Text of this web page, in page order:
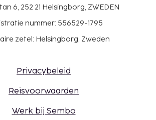
6, 252 21 Helsingborg, ZWEDEN
nummer: 556529-1795
zetel: Helsingborg, Zweden
Privacybeleid
Reisvoorwaarden
Werk bij Sembo